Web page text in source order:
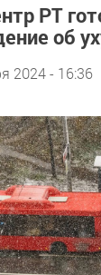
РТ
об
2024 - 16:36